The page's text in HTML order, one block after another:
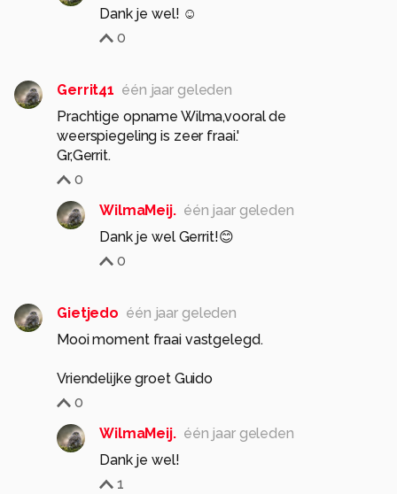
Dank je wel! ☺️
0
Gerrit41 één jaar geleden
Prachtige opname Wilma,vooral de
weerspiegeling is zeer fraai.'
Gr,Gerrit.
0
WilmaMeij. één jaar geleden
Dank je wel Gerrit!😊
0
Gietjedo één jaar geleden
Mooi moment fraai vastgelegd.
0
WilmaMeij. één jaar geleden
Dank je wel!
1